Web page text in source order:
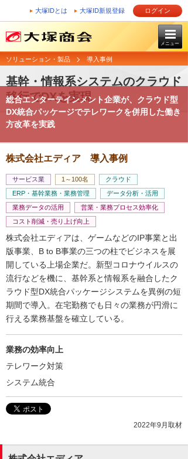
大塚IDとは 大塚ID新規登録 ログイン
メニュー
ソリューション・製品 導入事例
基幹・情報系システムのクラウド
移行でDXを実現
総合エンターテインメント企業が、クラウド型
DX統合パッケージでテレワークを併用した働き
方改革を実践
株式会社エディア 導入事例
サービス業 1～100名
クラウド
ERP・基幹業務・業務管理
データ分析・活用
業務データの活用
営業・業務プロセス効率化
コスト削減・売り上げ向上
株式会社エディアは、ゲームなどのIP事業と出
版事業、B to B事業の三つの柱でビジネスを展
開している上場企業だ。新型コロナウイルスの
流行などを機に、基幹系と情報系を融合したク
ラウド型DX統合パッケージシステムを異例の短
期間で導入。在宅勤務でも日々の業務が円滑に
行える業務基盤を確立している。
業務の効率向上
テレワーク対策
システム統合
2022年9月取材